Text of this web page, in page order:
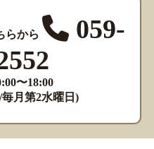
らから
059-
〜18:00
月第2水曜日)